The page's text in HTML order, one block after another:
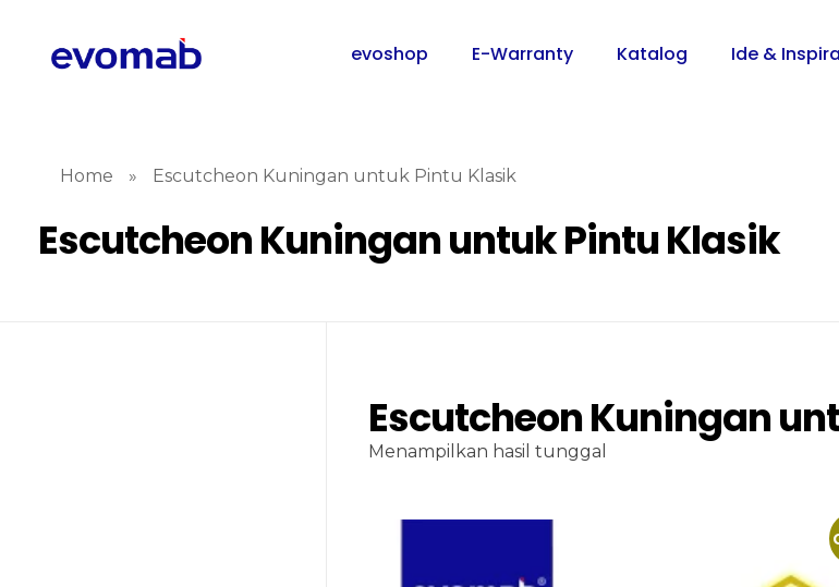
evoshop E-Warranty Katalog Ide &
Home » Escutcheon Kuningan untuk Pintu Klasik
Escutcheon Kuningan untuk Pintu Klasik
Escutcheon Kuningan
Menampilkan hasil tunggal